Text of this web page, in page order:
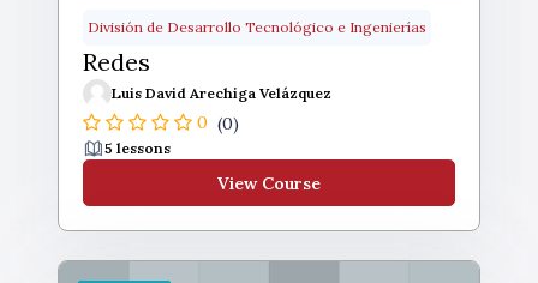
División de Desarrollo Tecnológico e Ingenierías
Redes
Luis David Arechiga Velázquez
0 (0)
5 lessons
View Course